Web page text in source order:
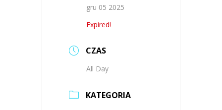
gru 05 2025
Expired!
CZAS
All Day
KATEGORIA